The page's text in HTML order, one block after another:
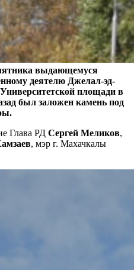
выдающемуся
деятелю Джелал-эд-
площади в
был заложен камень под
Глава РД Сергей Меликов,
, мэр г. Махачкалы